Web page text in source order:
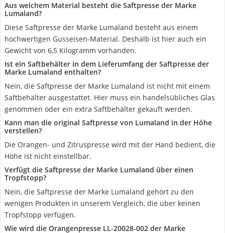
Aus welchem Material besteht die Saftpresse der Marke
Lumaland?
Diese Saftpresse der Marke Lumaland besteht aus einem
hochwertigen Gusseisen-Material. Deshalb ist hier auch ein
Gewicht von 6,5 Kilogramm vorhanden.
Ist ein Saftbehälter in dem Lieferumfang der Saftpresse der
Marke Lumaland enthalten?
Nein, die Saftpresse der Marke Lumaland ist nicht mit einem
Saftbehälter ausgestattet. Hier muss ein handelsübliches Glas
genommen oder ein extra Saftbehälter gekauft werden.
Kann man die original Saftpresse von Lumaland in der Höhe
verstellen?
Die Orangen- und Zitruspresse wird mit der Hand bedient, die
Höhe ist nicht einstellbar.
Verfügt die Saftpresse der Marke Lumaland über einen
Tropfstopp?
Nein, die Saftpresse der Marke Lumaland gehört zu den
wenigen Produkten in unserem Vergleich, die über keinen
Tropfstopp verfügen.
Wie wird die Orangenpresse LL-20028-002 der Marke